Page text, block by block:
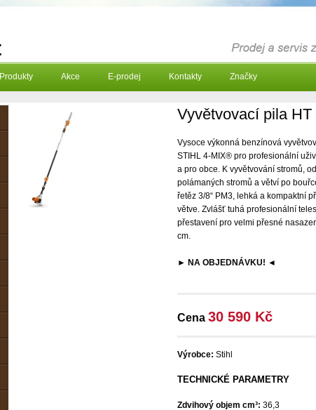
Produkty Akce E-prodej Kontakty Značky
Vyvětvovací pila HT
Vysoce výkonná benzínová
STIHL 4-MIX® pro profesionální
a pro obce. K vyvětvování stromů,
polámaných stromů a větví po
řetěz 3/8“ PM3, lehká a kompaktní
větve. Zvlášť tuhá profesionální
přestavení pro velmi přesné
cm.
► NA OBJEDNÁVKU! ◄
Cena 30 590 Kč
Výrobce: Stihl
TECHNICKÉ PARAMETRY
Zdvihový objem cm³: 36,3